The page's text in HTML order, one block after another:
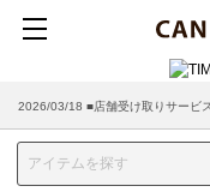
2026/03/18 ■店舗受け取りサービ